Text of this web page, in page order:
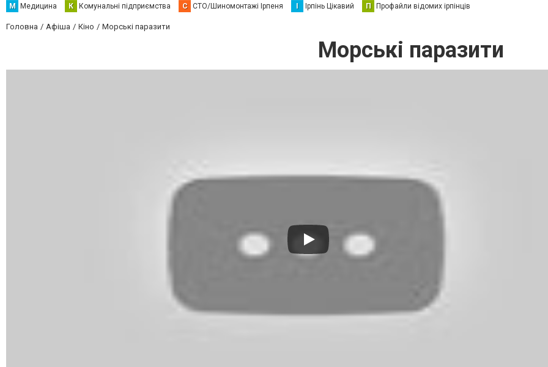
М Медицина К Комунальні підприємства С СТО/Шиномонтажі Ірпеня І Ірпінь Цікавий П Профайли відомих ірпінців
Головна Афіша Кіно Морські паразити
Морські паразити